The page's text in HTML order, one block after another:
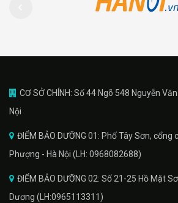
CƠ SỞ CHÍNH: Số 44 Ngõ 548 Nguyễn
Nội
ĐIỂM BẢO DƯỠNG 01: Phố Tây Sơn,
Phượng - Hà Nội (LH: 0968082688)
ĐIỂM BẢO DƯỠNG 02: Số 21-25 Hồ Mặt
Dương (LH:0965113311)